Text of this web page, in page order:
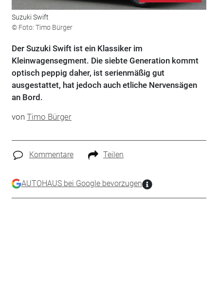
Suzuki Swift
© Foto: Timo Bürger
Der Suzuki Swift ist ein Klassiker im
Kleinwagensegment. Die siebte Generation kommt
optisch peppig daher, ist serienmäßig gut
ausgestattet, hat jedoch auch etliche Nervensägen
an Bord.
von Timo Bürger
Kommentare Teilen
AUTOHAUS bei Google bevorzugen